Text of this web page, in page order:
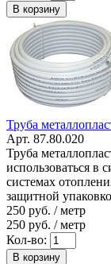
В корзину
Труба
Арт. 87.80.020
Труба
использоваться в
системах
защитной
250 руб. / метр
250 руб. / метр
Кол-во:
В корзину